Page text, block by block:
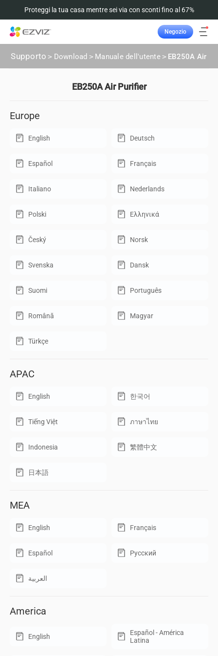
Proteggi la tua casa mentre sei via con sconti fino al 67%
Negozio
Supporto > Download > Manuale dell'utente> EB250A Air
EB250A Air Purifier
Europe
English Deutsch
Español Français
Italiano Nederlands
Polski Ελληνικά
Český Norsk
Svenska Dansk
Suomi Português
Română Magyar
Türkçe
APAC
English 한국어
Tiếng Việt ภาษาไทย
Indonesia 繁體中文
日本語
MEA
English Français
Español Русский
العربية
America
English
Español - América
Latina